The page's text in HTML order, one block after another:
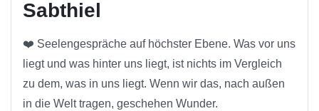
Sabthiel
❤️ Seelengespräche auf höchster Ebene. Was vor uns
liegt und was hinter uns liegt, ist nichts im Vergleich
zu dem, was in uns liegt. Wenn wir das, nach außen
in die Welt tragen, geschehen Wunder.